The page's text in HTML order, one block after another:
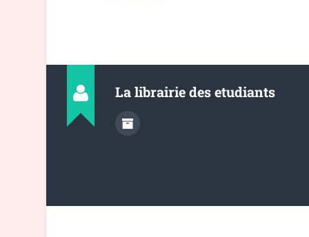
La librairie des etudiants